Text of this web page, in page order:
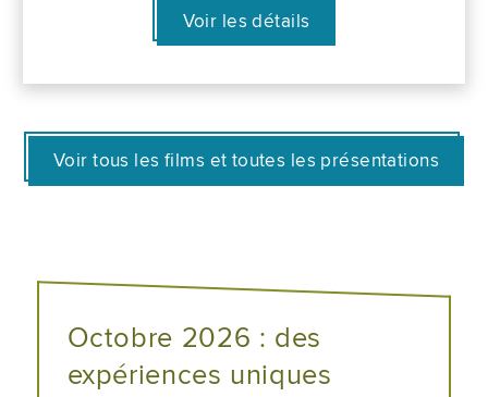
Voir les détails
Voir tous les films et toutes les présentations
Octobre 2026 : des
expériences uniques